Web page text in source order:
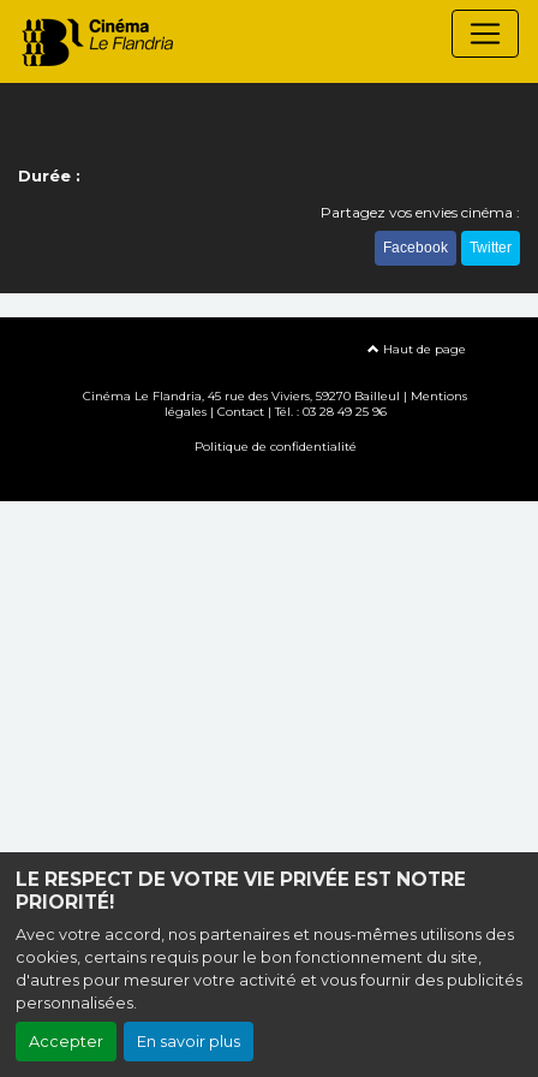
LE RESPECT DE VOTRE VIE PRIVÉE EST NOTRE
PRIORITÉ!
Avec votre accord, nos partenaires et nous-mêmes utilisons des
cookies, certains requis pour le bon fonctionnement du site,
d'autres pour mesurer votre activité et vous fournir des publicités
personnalisées.
Accepter En savoir plus
Durée :
Partagez vos envies cinéma :
Facebook Twitter
Haut de page
Cinéma Le Flandria, 45 rue des Viviers, 59270 Bailleul | Mentions
légales| Contact| Tél. : 03 28 49 25 96
Politique de confidentialité